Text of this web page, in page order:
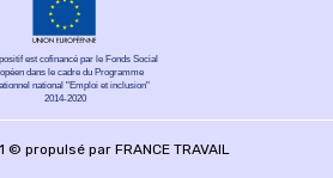
est cofinancé par le Fonds Social
dans le cadre du Programme
national "Emploi et inclusion"
2014-2020
propulsé par FRANCE TRAVAIL